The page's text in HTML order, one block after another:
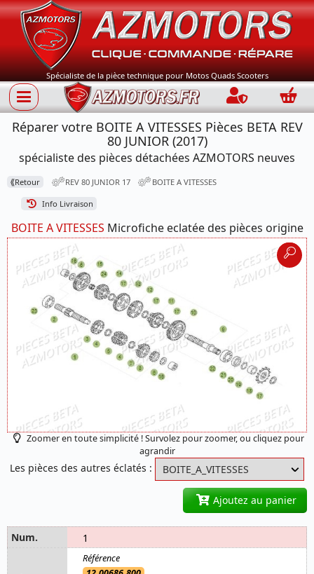
Spécialiste de la pièce technique pour Motos Quads Scooters
Connection
Réparer votre BOITE A VITESSES Pièces BETA REV
80 JUNIOR (2017)
spécialiste des pièces détachées AZMOTORS neuves
⟪Retour REV 80 JUNIOR 17 BOITE A VITESSES
Info Livraison
BOITE A VITESSES Microfiche eclatée des pièces origine
Zoomer en toute simplicité ! Survolez pour zoomer, ou cliquez pour
agrandir
Les pièces des autres éclatés :
Ajoutez au panier
1